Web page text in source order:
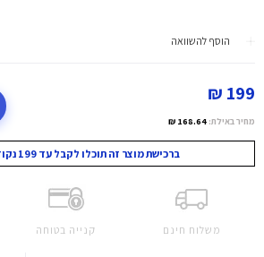
הוסף להשוואה
199 ₪
מחיר באילת: 168.64 ₪
ברכישת מוצר זה תוכלו לקבל עד 199 נקודות מועדון!
משלוח חינם קנייה בטוחה